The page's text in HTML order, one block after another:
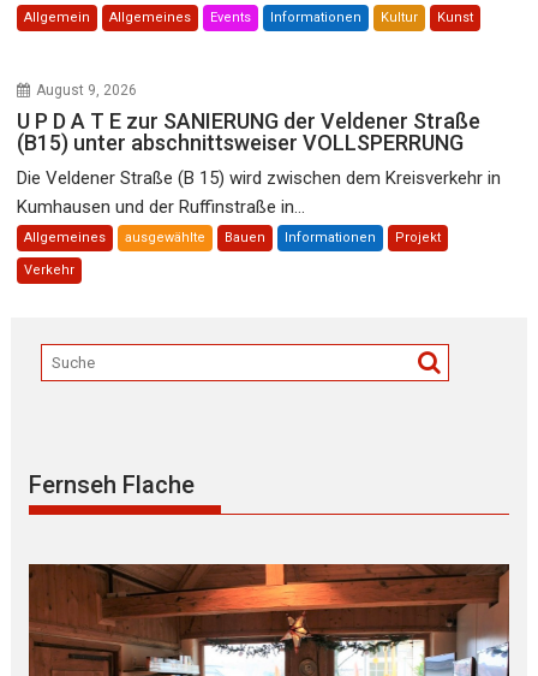
Allgemein Allgemeines Events Informationen Kultur Kunst
August 9, 2026
U P D A T E zur SANIERUNG der Veldener Straße
(B15) unter abschnittsweiser VOLLSPERRUNG
Die Veldener Straße (B 15) wird zwischen dem Kreisverkehr in
Kumhausen und der Ruffinstraße in...
Allgemeines ausgewählte Bauen Informationen Projekt
Verkehr
Fernseh Flache